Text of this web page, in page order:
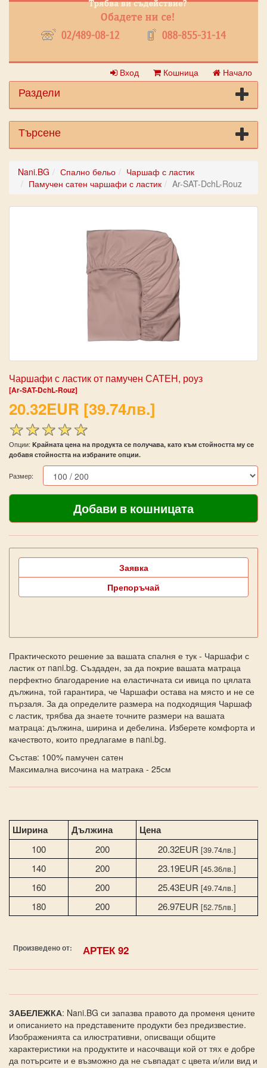
Вход Кошница Начало
Раздели
Търсене
Nani.BG Спално бельо
Чаршаф с ластик
Памучен сатен чаршафи с ластик
Ar-SAT-DchL-Rouz
Чаршафи с ластик от памучен САТЕН, роуз
[Ar-SAT-DchL-Rouz]
20.32EUR [39.74лв.]
Опции: Kрайната цена на продукта се получава, като към стойността му се
добавя стойността на избраните опции.
Размер:
Заявка
Препоръчай
Практическото решение за вашата спалня е тук - Чаршафи с
ластик от nani.bg. Създаден, за да покрие вашата матраца
перфектно благодарение на еластичната си ивица по цялата
дължина, той гарантира, че Чаршафи остава на място и не се
пързаля. За да определите размера на подходящия Чаршаф
с ластик, трябва да знаете точните размери на вашата
матраца: дължина, ширина и дебелина. Изберете комфорта и
качеството, които предлагаме в nani.bg.
Състав: 100% памучен сатен
Максимална височина на матрака - 25см
Ширина Дължина Цена
100 200 20.32EUR [39.74лв.]
140 200 23.19EUR [45.36лв.]
160 200 25.43EUR [49.74лв.]
180 200 26.97EUR [52.75лв.]
Произведено от: АРТЕК 92
ЗАБЕЛЕЖКА: Nani.BG си запазва правото да променя цените
и описанието на представените продукти без предизвестие.
Изображенията са илюстративни, описващи общите
характеристики на продуктите и насочващи кой от тях е добре
да потърсите и е възможно да не съвпадат с цвета и/или вид и